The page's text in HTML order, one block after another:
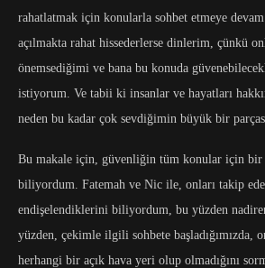
rahatlatmak için konularla sohbet etmeye
açılmakta rahat hissederlerse dinlerim, çünkü
önemsediğimi ve bana bu konuda
istiyorum. Ve tabii ki insanlar ve hayatları
neden bu kadar çok sevdiğimin büyük bir
Bu makale için, güvenliğin tüm konular için bir
biliyordum. Fatemah ve Nic ile, onları takip
endişelendiklerini biliyordum, bu yüzden
yüzden, çekimle ilgili sohbete başladığımızda,
herhangi bir açık hava yeri olup olmadığını